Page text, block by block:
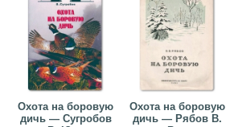
Охота на боровую
дичь — Сугробов
Охота на боровую
дичь — Рябов В.